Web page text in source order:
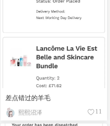
差点错过的羊毛
熙熙沼泽 11